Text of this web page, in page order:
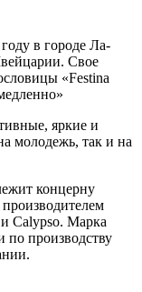
в городе Ла-
Свое
«Festina
яркие и
молодежь, так и на
концерну
Calypso. Марка
по производству